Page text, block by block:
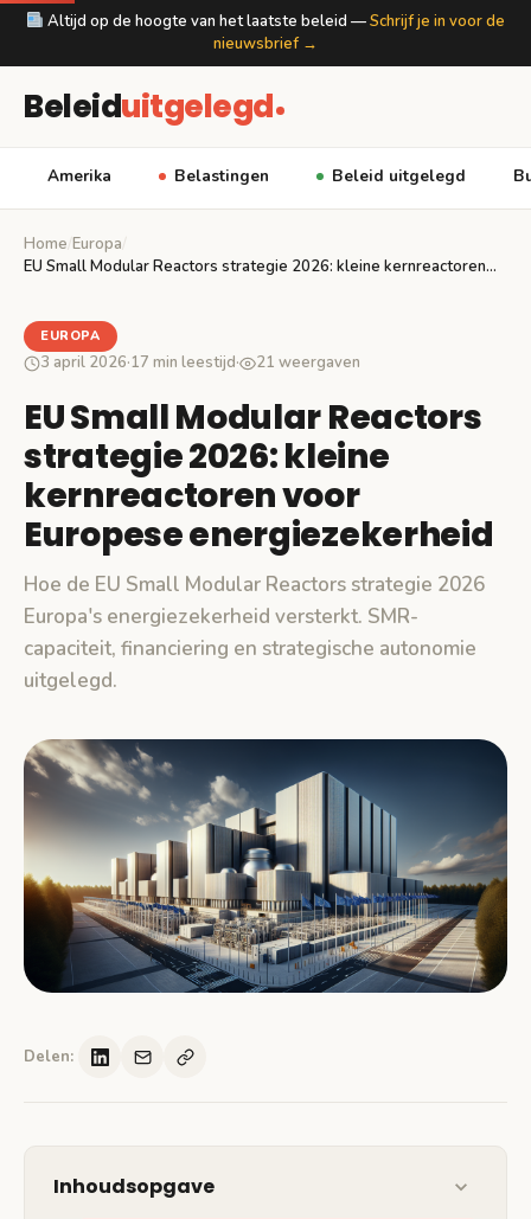
Altijd op de hoogte van het laatste beleid —Schrijf je in voor de
nieuwsbrief →
Beleiduitgelegd
Amerika Belastingen Beleid uitgelegd
Home Europa
EU Small Modular Reactors strategie 2026: kleine kernreactoren…
EUROPA
3 april 2026·17 min leestijd· 21 weergaven
EU Small Modular Reactors
strategie 2026: kleine
kernreactoren voor
Europese energiezekerheid
Hoe de EU Small Modular Reactors strategie 2026
Europa's energiezekerheid versterkt. SMR-
capaciteit, financiering en strategische autonomie
uitgelegd.
Delen:
Inhoudsopgave